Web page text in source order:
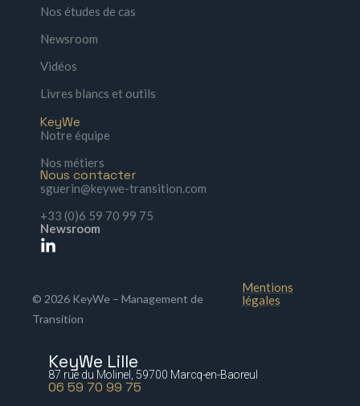
Nos études de cas
Newsroom
Vidéos
Livres blancs et outils
KeyWe
Notre équipe
Nos métiers
Nous contacter
sguerin@keywe-transition.com
+33 (0)6 59 70 99 75
Newsroom
© 2026 KeyWe – Management de
Transition
Mentions
légales
KeyWe Lille
87 rue du Molinel, 59700 Marcq-en-Baoreul
06 59 70 99 75